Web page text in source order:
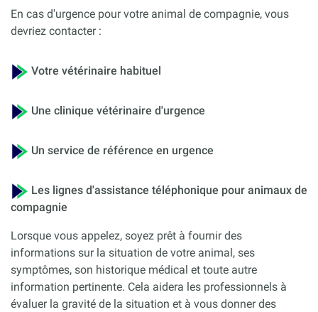
En cas d'urgence pour votre animal de compagnie, vous
devriez contacter :
Votre vétérinaire habituel
Une clinique vétérinaire d'urgence
Un service de référence en urgence
Les lignes d'assistance téléphonique pour animaux de
compagnie
Lorsque vous appelez, soyez prêt à fournir des
informations sur la situation de votre animal, ses
symptômes, son historique médical et toute autre
information pertinente. Cela aidera les professionnels à
évaluer la gravité de la situation et à vous donner des